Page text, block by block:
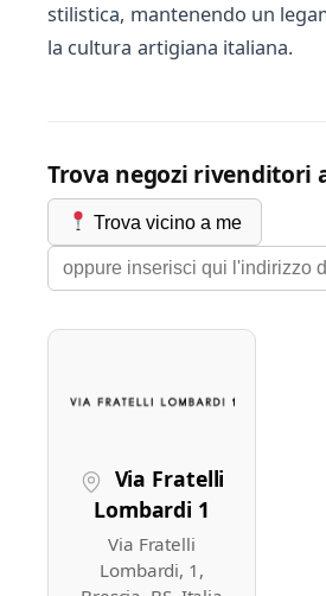
stilistica, mantenendo un
la cultura artigiana italiana.
Trova negozi rivenditori
Trova vicino a me
Via Fratelli
Lombardi 1
Via Fratelli
Lombardi, 1,